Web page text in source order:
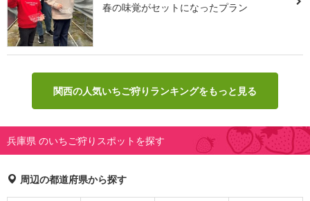
春の味覚がセットになったプラン
関西の人気いちご狩りランキングをもっと見る
兵庫県 のいちご狩りスポットを探す
周辺の都道府県から探す